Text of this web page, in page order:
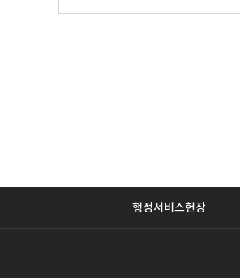
행정서비스헌장